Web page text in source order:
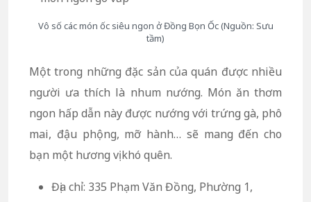
Vô số các món ốc siêu ngon ở Đồng Bọn Ốc (Nguồn: Sưu
tầm)
Một trong những đặc sản của quán được nhiều
người ưa thích là nhum nướng. Món ăn thơm
ngon hấp dẫn này được nướng với trứng gà, phô
mai, đậu phộng, mỡ hành… sẽ mang đến cho
bạn một hương vị khó quên.
Địa chỉ: 335 Phạm Văn Đồng, Phường 1,